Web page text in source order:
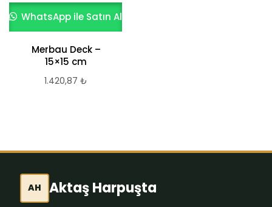
WhatsApp ile Satın Al
Merbau Deck –
15×15 cm
1.420,87 ₺
AH Aktaş Harpuşta